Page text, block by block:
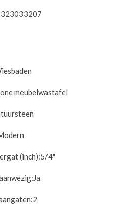
meubelwastafel
(inch):5/4"
Ja